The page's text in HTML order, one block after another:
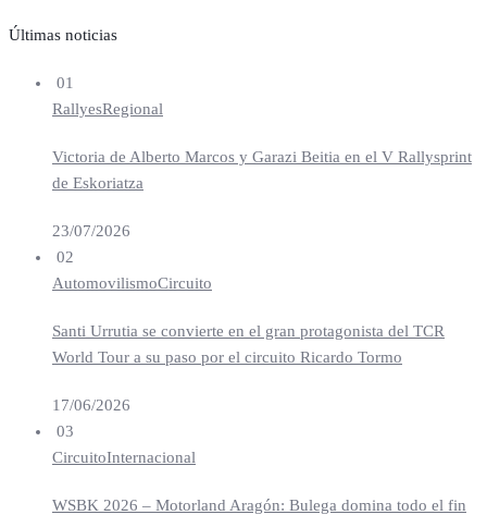
Últimas noticias
01
RallyesRegional
Victoria de Alberto Marcos y Garazi Beitia en el V Rallysprint
de Eskoriatza
23/07/2026
02
AutomovilismoCircuito
Santi Urrutia se convierte en el gran protagonista del TCR
World Tour a su paso por el circuito Ricardo Tormo
17/06/2026
03
CircuitoInternacional
WSBK 2026 – Motorland Aragón: Bulega domina todo el fin